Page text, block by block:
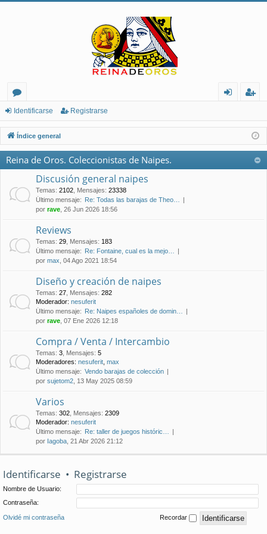
or
os
nt
ifi
ist
ra
Identificarse Registrarse
Índice general
Reina de Oros. Coleccionistas de Naipes.
Discusión general naipes
Temas: 2102 Mensajes: 23338
Último mensaje: Re: Todas las barajas de Theo…
por rave , 26 Jun 2026 18:56
Reviews
Temas: 29 Mensajes: 183
Último mensaje: Re: Fontaine, cual es la mejo…
por max , 04 Ago 2021 18:54
Diseño y creación de naipes
Temas: 27 Mensajes: 282
Moderador: nesuferit
Último mensaje: Re: Naipes españoles de domin…
por rave , 07 Ene 2026 12:18
Compra / Venta / Intercambio
Temas: 3 Mensajes: 5
Moderadores: nesuferit max
Último mensaje: Vendo barajas de colección
por sujetom2 , 13 May 2025 08:59
Varios
Temas: 302 Mensajes: 2309
Moderador: nesuferit
Último mensaje: Re: taller de juegos históric…
por Iagoba , 21 Abr 2026 21:12
Identificarse • Registrarse
Nombre de Usuario:
Contraseña:
Olvidé mi contraseña Recordar